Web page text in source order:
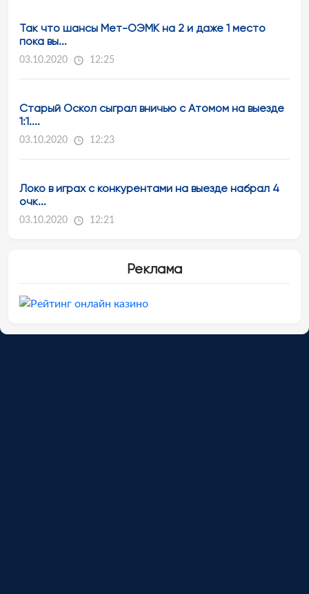
Так что шансы Мет-ОЭМК на 2 и даже 1 место
пока вы...
03.10.2020 12:25
Старый Оскол сыграл вничью с Атомом на выезде
1:1....
03.10.2020 12:23
Локо в играх с конкурентами на выезде набрал 4
очк...
03.10.2020 12:21
Реклама